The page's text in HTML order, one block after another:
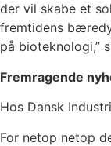
der vil skabe et
fremtidens
på bioteknologi,”
Fremragende
Hos Dansk
For netop netop